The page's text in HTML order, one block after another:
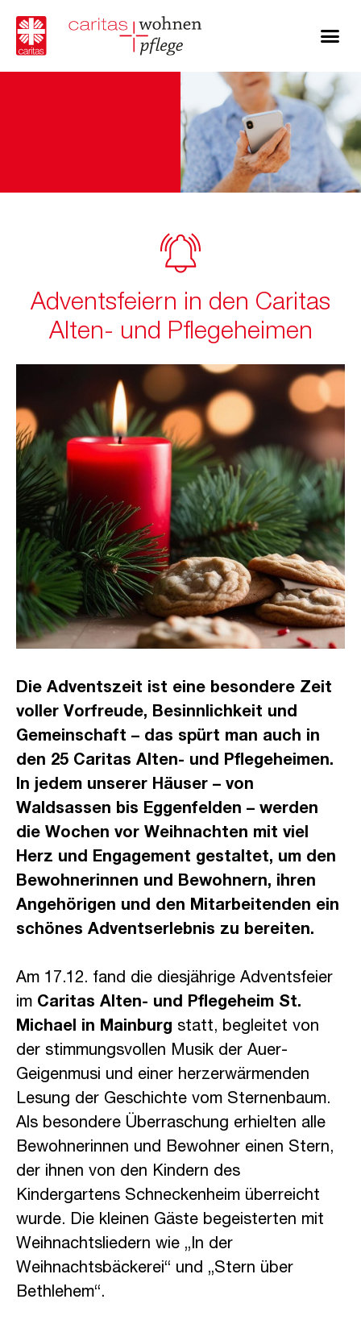
Adventsfeiern in den Caritas
Alten- und Pflegeheimen
Die Adventszeit ist eine besondere Zeit
voller Vorfreude, Besinnlichkeit und
Gemeinschaft – das spürt man auch in
den 25 Caritas Alten- und Pflegeheimen.
In jedem unserer Häuser – von
Waldsassen bis Eggenfelden – werden
die Wochen vor Weihnachten mit viel
Herz und Engagement gestaltet, um den
Bewohnerinnen und Bewohnern, ihren
Angehörigen und den Mitarbeitenden ein
schönes Adventserlebnis zu bereiten.
Am 17.12. fand die diesjährige Adventsfeier
im Caritas Alten- und Pflegeheim St.
Michael in Mainburg statt, begleitet von
der stimmungsvollen Musik der Auer-
Geigenmusi und einer herzerwärmenden
Lesung der Geschichte vom Sternenbaum.
Als besondere Überraschung erhielten alle
Bewohnerinnen und Bewohner einen Stern,
der ihnen von den Kindern des
Kindergartens Schneckenheim überreicht
wurde. Die kleinen Gäste begeisterten mit
Weihnachtsliedern wie „In der
Weihnachtsbäckerei“ und „Stern über
Bethlehem“.